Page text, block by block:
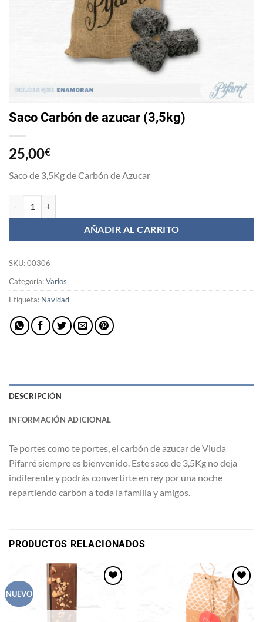
Saco Carbón de azucar (3,5kg)
25,00€
Saco de 3,5Kg de Carbón de Azucar
AÑADIR AL CARRITO
SKU:00306
Categoría:Varios
Etiqueta: Navidad
DESCRIPCIÓN
INFORMACIÓN ADICIONAL
Te portes como te portes, el carbón de azucar de Viuda
Pifarré siempre es bienvenido. Este saco de 3,5Kg no deja
indiferente y podrás convertirte en rey por una noche
repartiendo carbón a toda la familia y amigos.
PRODUCTOS RELACIONADOS
NUEVO
Añadir
a la
lista de
deseos